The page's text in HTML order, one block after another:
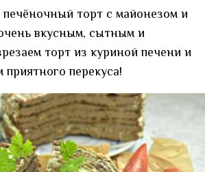
торт с майонезом и
вкусным, сытным и
торт из куриной печени и
перекуса!